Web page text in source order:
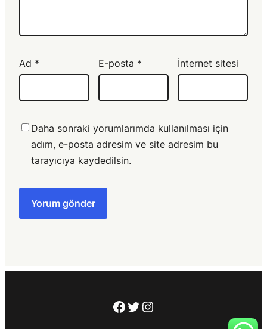
Ad * E-posta * İnternet sitesi
Daha sonraki yorumlarımda kullanılması için
adım, e-posta adresim ve site adresim bu
tarayıcıya kaydedilsin.
Facebook
Twitter
Instagram